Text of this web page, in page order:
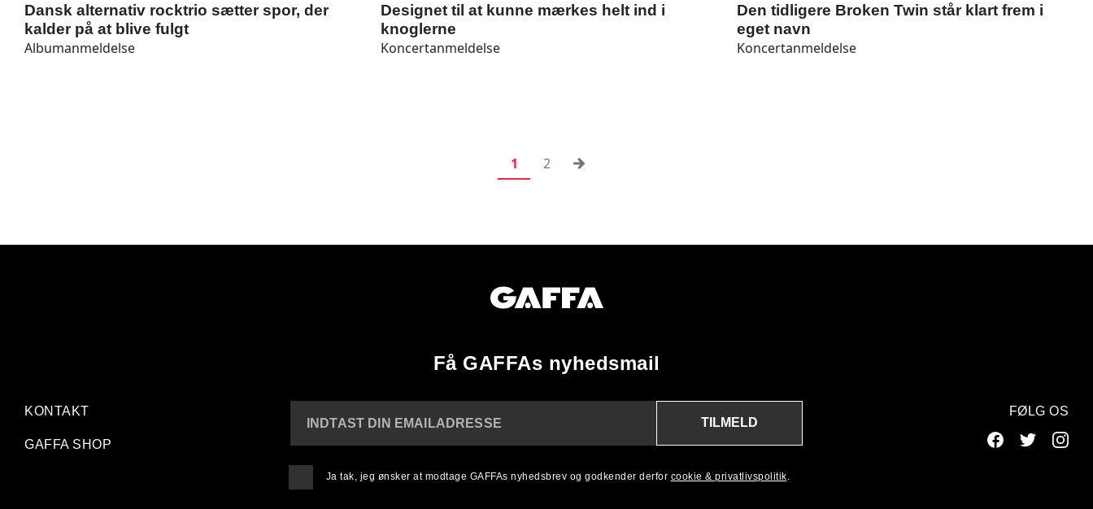
Dansk alternativ rocktrio sætter spor, der
kalder på at blive fulgt
Albumanmeldelse
Designet til at kunne mærkes helt ind i
knoglerne
Koncertanmeldelse
Den tidligere Broken Twin står klart frem i
eget navn
Koncertanmeldelse
1 2
Få GAFFAs nyhedsmail
KONTAKT
GAFFA SHOP
INDTAST DIN EMAILADRESSE TILMELD
Ja tak, jeg ønsker at modtage GAFFAs nyhedsbrev og godkender derfor cookie & privatlivspolitik.
FØLG OS